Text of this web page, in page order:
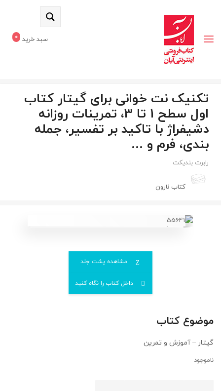
سبد خرید 0
تکنیک نت خوانی برای گیتار کتاب
اول سطح 1 تا 3، تمرینات روزانه
دشیفراژ با تاکید بر تفسیر، جمله
بندی، فرم و ...
رابرت بندیکت
کتاب نارون
مشاهده پشت جلد
داخل کتاب را نگاه کنید
موضوع کتاب
گیتار – آموزش و تمرین
ناموجود